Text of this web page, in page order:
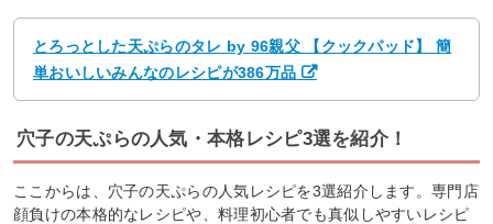
とろっとした天ぷらのタレ by 96親父 【クックパッド】 簡
単おいしいみんなのレシピが386万品
穴子の天ぷらの人気・本格レシピ3選を紹介！
ここからは、穴子の天ぷらの人気レシピを3選紹介します。専門店
顔負けの本格的なレシピや、料理初心者でも真似しやすいレシピ